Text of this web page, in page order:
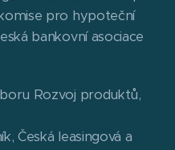
pro hypoteční
bankovní asociace
Rozvoj produktů,
Česká leasingová a